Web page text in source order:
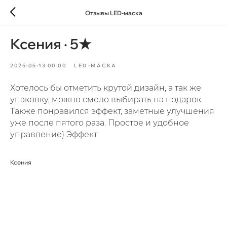
Отзывы LED-маска
Ксения · 5★
2025-05-13 00:00 LED-МАСКА
Хотелось бы отметить крутой дизайн, а так же
упаковку, можно смело выбирать на подарок.
Также понравился эффект, заметные улучшения
уже после пятого раза. Простое и удобное
управление) Эффект
Ксения